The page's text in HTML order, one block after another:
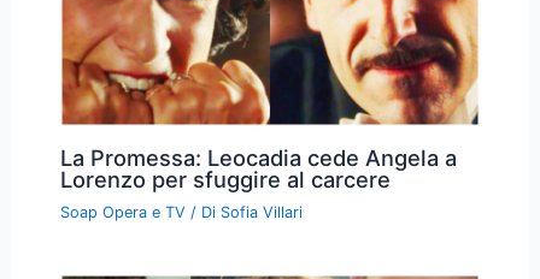
La Promessa: Leocadia cede Angela a
Lorenzo per sfuggire al carcere
Soap Opera e TV / Di Sofia Villari